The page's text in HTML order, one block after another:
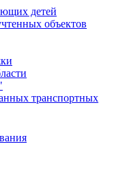
детей
объектов
транспортных